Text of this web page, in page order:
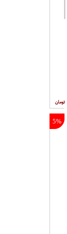
5%